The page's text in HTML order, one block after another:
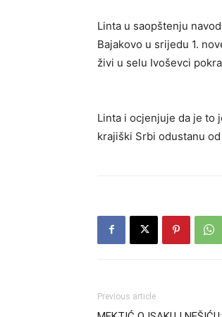
Linta u saopštenju
Bajakovo u srijedu 1.
živi u selu Ivoševci
Linta i ocjenjuje da je to
krajiški Srbi odustanu
Previous article